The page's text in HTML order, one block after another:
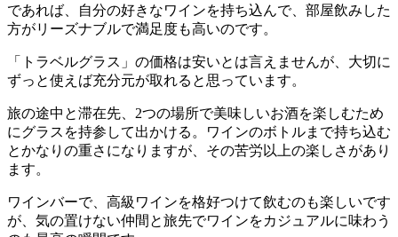
であれば、自分の好きなワインを持ち込んで、部屋飲みした
方がリーズナブルで満足度も高いのです。
「トラベルグラス」の価格は安いとは言えませんが、大切に
ずっと使えば充分元が取れると思っています。
旅の途中と滞在先、2つの場所で美味しいお酒を楽しむため
にグラスを持参して出かける。ワインのボトルまで持ち込む
とかなりの重さになりますが、その苦労以上の楽しさがあり
ます。
ワインバーで、高級ワインを格好つけて飲むのも楽しいです
が、気の置けない仲間と旅先でワインをカジュアルに味わう